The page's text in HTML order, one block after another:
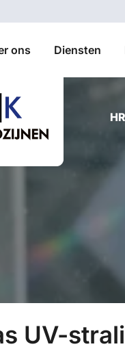
ons Diensten
UV-